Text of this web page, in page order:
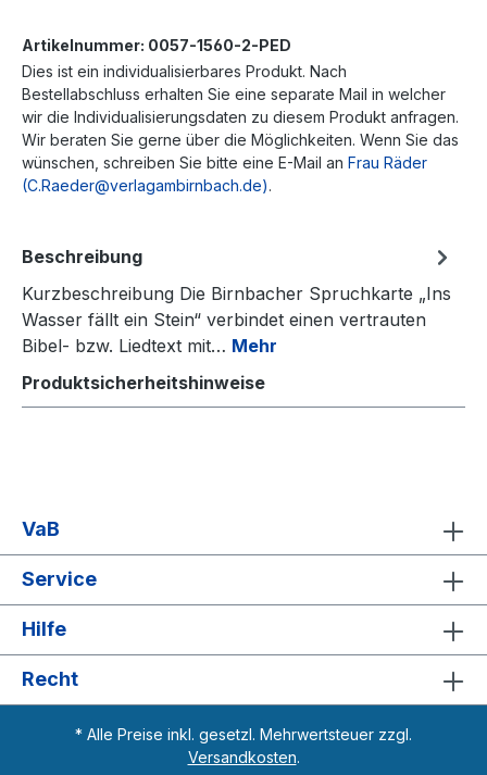
Artikelnummer: 0057-1560-2-PED
Dies ist ein individualisierbares Produkt. Nach
Bestellabschluss erhalten Sie eine separate Mail in welcher
wir die Individualisierungsdaten zu diesem Produkt anfragen.
Wir beraten Sie gerne über die Möglichkeiten. Wenn Sie das
wünschen, schreiben Sie bitte eine E-Mail an Frau Räder
(C.Raeder@verlagambirnbach.de).
Beschreibung
Kurzbeschreibung Die Birnbacher Spruchkarte „Ins
Wasser fällt ein Stein“ verbindet einen vertrauten
Bibel- bzw. Liedtext mit… Mehr
Produktsicherheitshinweise
VaB
Service
Hilfe
Recht
* Alle Preise inkl. gesetzl. Mehrwertsteuer zzgl.
Versandkosten.